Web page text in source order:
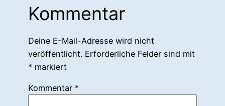
Kommentar
Deine E-Mail-Adresse wird nicht
veröffentlicht. Erforderliche Felder sind mit
* markiert
Kommentar *